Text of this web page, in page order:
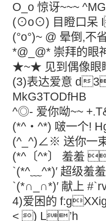
O_o 惊讶~~~
(⊙o⊙) 目瞪口呆
(°ο°)~ @ 晕倒,
*@_@* 崇拜的
★~★ 见到偶像
(3)表达爱意 d
MkG3TODfHB
^◎- 爱你呦~~
(*^‧^*) 啵一个!
(^_^)∠※ 送你
(*^〔^*〕 羞羞
`(*^﹏^*)′ 超级羞
`(*∩_∩*)′ 献上
4)爱困的
< ) L’h